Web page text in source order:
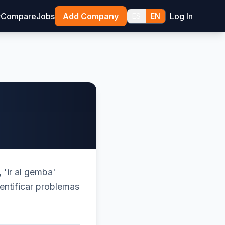
CompareJobs Add Company EN Log In
'ir al gemba'
problemas